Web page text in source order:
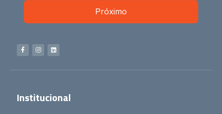
Próximo
Institucional